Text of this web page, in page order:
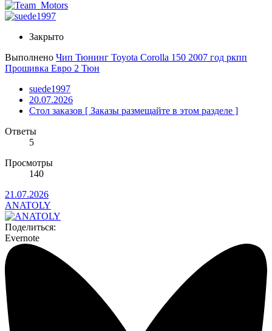
Закрыто
Выполнено Чип Тюнинг Toyota Corolla 150 2007 год ркпп
Прошивка Евро 2 Тюн
suede1997
20.07.2026
Стол заказов [ Заказы размещайте в этом разделе ]
Ответы
5
Просмотры
140
21.07.2026
ANATOLY
Поделиться:
Evernote